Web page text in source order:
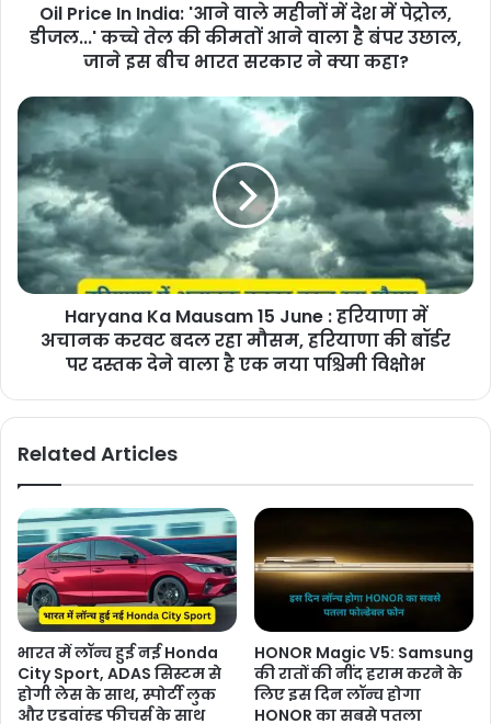
Oil Price In India: 'आने वाले महीनों में देश में पेट्रोल,
डीजल...' कच्चे तेल की कीमतों आने वाला है बंपर उछाल,
जाने इस बीच भारत सरकार ने क्या कहा?
Haryana Ka Mausam 15 June : हरियाणा में
अचानक करवट बदल रहा मौसम, हरियाणा की बॉर्डर
पर दस्तक देने वाला है एक नया पश्चिमी विक्षोभ
Related Articles
भारत में लॉन्च हुई नई Honda
City Sport, ADAS सिस्टम से
होगी लेस के साथ, स्पोर्टी लुक
और एडवांस्ड फीचर्स के साथ
HONOR Magic V5: Samsung
की रातों की नींद हराम करने के
लिए इस दिन लॉन्च होगा
HONOR का सबसे पतला